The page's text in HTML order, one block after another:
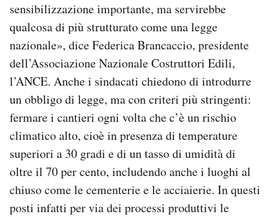
sensibilizzazione importante, ma servirebbe
qualcosa di più strutturato come una legge
nazionale», dice Federica Brancaccio, presidente
dell’Associazione Nazionale Costruttori Edili,
l’ANCE. Anche i sindacati chiedono di introdurre
un obbligo di legge, ma con criteri più stringenti:
fermare i cantieri ogni volta che c’è un rischio
climatico alto, cioè in presenza di temperature
superiori a 30 gradi e di un tasso di umidità di
oltre il 70 per cento, includendo anche i luoghi al
chiuso come le cementerie e le acciaierie. In questi
posti infatti per via dei processi produttivi le